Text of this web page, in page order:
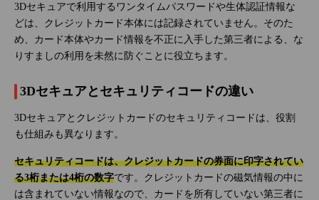
3Dセキュアで利用するワンタイムパスワードや生体認証情報な
どは、クレジットカード本体には記録されていません。そのた
め、カード本体やカード情報を不正に入手した第三者による、な
りすましの利用を未然に防ぐことに役立ちます。
3Dセキュアとセキュリティコードの違い
3Dセキュアとクレジットカードのセキュリティコードは、役割
も仕組みも異なります。
セキュリティコードは、クレジットカードの券面に印字されてい
る3桁または4桁の数字です。クレジットカードの磁気情報の中に
は含まれていない情報なので、カードを所有していない第三者に